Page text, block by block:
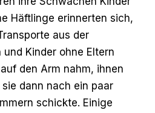
Häftlinge erinnerten sich,
aus der
Kinder ohne Eltern
den Arm nahm, ihnen
dann nach ein paar
schickte. Einige